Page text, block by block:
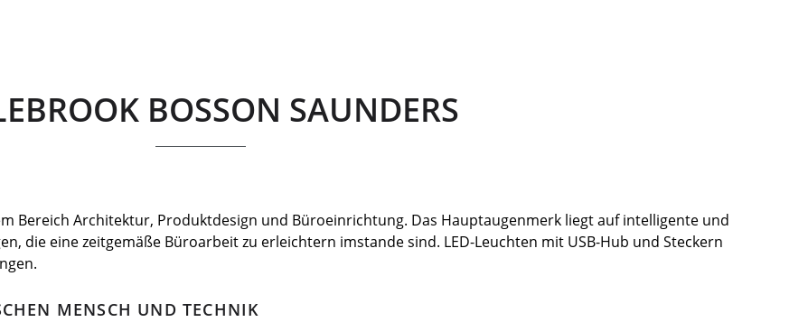
BOSSON SAUNDERS
Bereich Architektur, Produktdesign und Büroeinrichtung. Das Hauptaugenmerk liegt auf intelligente und
die eine zeitgemäße Büroarbeit zu erleichtern imstande sind. LED-Leuchten mit USB-Hub und Steckern
MENSCH UND TECHNIK